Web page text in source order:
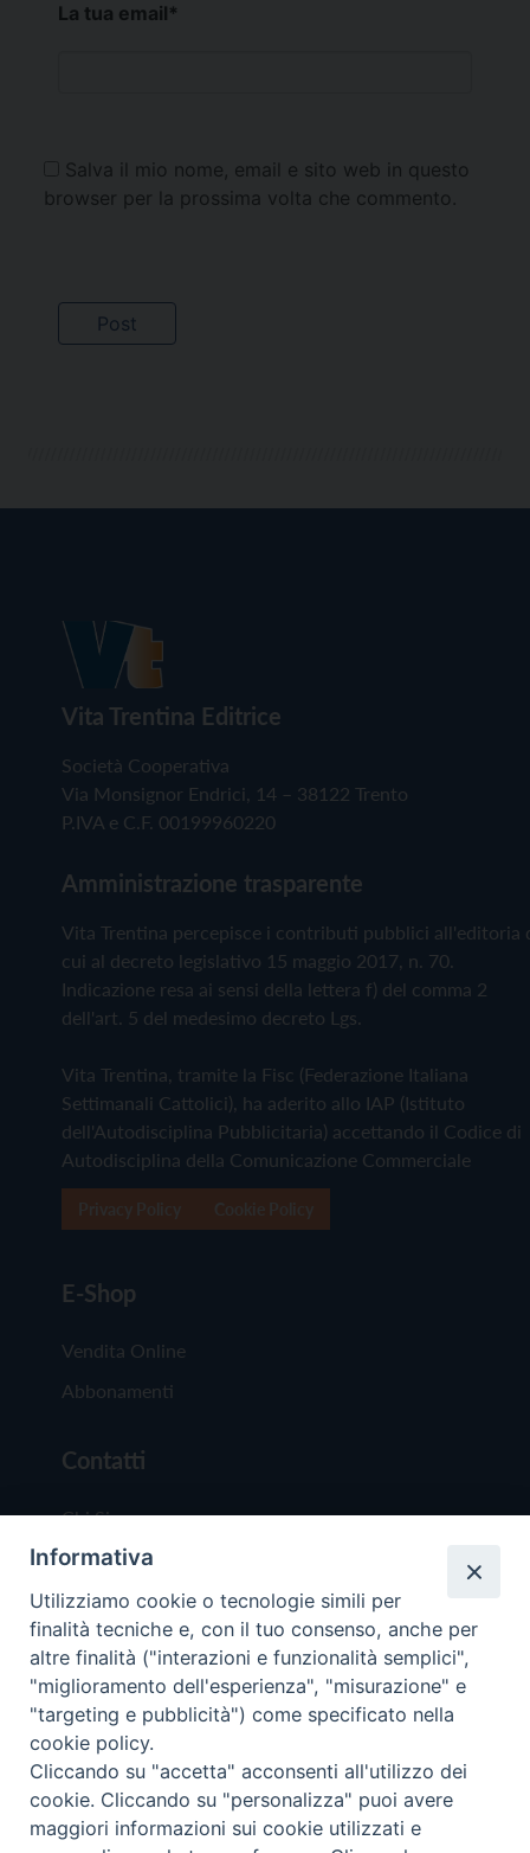
La tua email*
Salva il mio nome, email e sito web in questo
browser per la prossima volta che commento.
Vita Trentina Editrice
Società Cooperativa
Via Monsignor Endrici, 14 – 38122 Trento
P.IVA e C.F. 00199960220
Amministrazione trasparente
Vita Trentina percepisce i contributi pubblici all'editoria
cui al decreto legislativo 15 maggio 2017, n. 70.
Indicazione resa ai sensi della lettera f) del comma 2
dell'art. 5 del medesimo decreto Lgs.
Vita Trentina, tramite la Fisc (Federazione Italiana
Settimanali Cattolici), ha aderito allo IAP (Istituto
dell'Autodisciplina Pubblicitaria) accettando il Codice di
Autodisciplina della Comunicazione Commerciale
E-Shop
Vendita Online
Abbonamenti
Contatti
Chi Siamo
Redazione
Scrivici
Copyright © 2019 - Tutti i diritti riservati - Vita
Trentina Editrice
Privacy Policy
Informativa
Utilizziamo cookie o tecnologie simili per
finalità tecniche e, con il tuo consenso, anche per
altre finalità ("interazioni e funzionalità semplici",
"miglioramento dell'esperienza", "misurazione" e
"targeting e pubblicità") come specificato nella
cookie policy.
Cliccando su "accetta" acconsenti all'utilizzo dei
cookie. Cliccando su "personalizza" puoi avere
maggiori informazioni sui cookie utilizzati e